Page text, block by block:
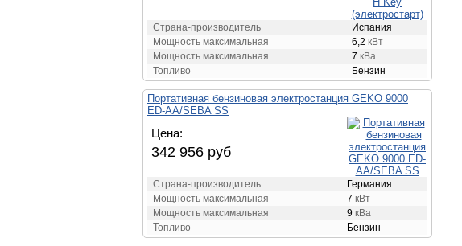
Страна-производитель
Испания
Мощность максимальная
6,2 кВт
Мощность максимальная
7 кВа
Топливо
Бензин
Портативная бензиновая электростанция GEKO 9000
ED-AA/SEBA SS
Цена:
342 956 руб
Страна-производитель
Германия
Мощность максимальная
7 кВт
Мощность максимальная
9 кВа
Топливо
Бензин